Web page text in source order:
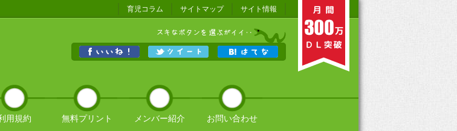
育児コラム サイトマップ サイト情報
用規約 無料プリント メンバー紹介 お問い合わせ